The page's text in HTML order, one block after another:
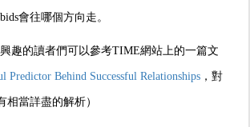
會往哪個方向走。
興趣的讀者們可以參考TIME網站上的一篇文
Predictor Behind Successful Relationships，對
相當詳盡的解析）